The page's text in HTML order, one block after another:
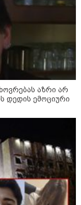
არის
კუპატაძე
აზრი არ
დედის ემოციური